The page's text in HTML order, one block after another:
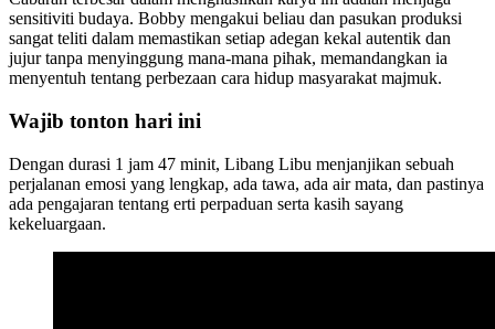
sensitiviti budaya. Bobby mengakui beliau dan pasukan produksi
sangat teliti dalam memastikan setiap adegan kekal autentik dan
jujur tanpa menyinggung mana-mana pihak, memandangkan ia
menyentuh tentang perbezaan cara hidup masyarakat majmuk.
Wajib tonton hari ini
Dengan durasi 1 jam 47 minit, Libang Libu menjanjikan sebuah
perjalanan emosi yang lengkap, ada tawa, ada air mata, dan pastinya
ada pengajaran tentang erti perpaduan serta kasih sayang
kekeluargaan.